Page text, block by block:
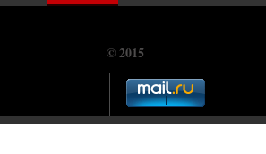
© 2015